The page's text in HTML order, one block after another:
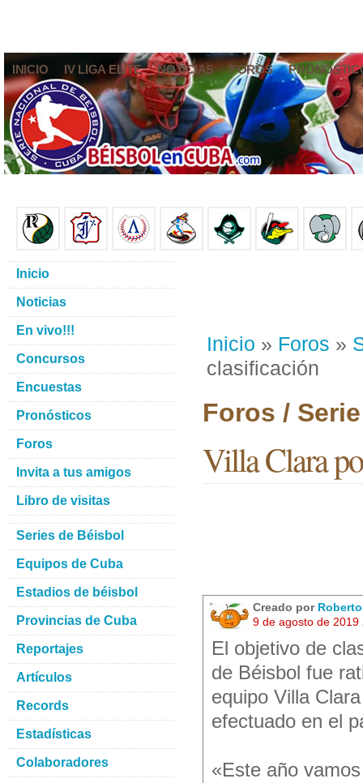
INICIO IV LIGA ELITE NOTICIAS FOROS
Inicio » Foros »
clasificación
Foros /
Villa Clara
Creado por
9 de agosto de 2019
El objetivo de
de Béisbol fue
equipo Villa
efectuado en el
«Este año
Inicio
Noticias
En vivo!!!
Concursos
Encuestas
Pronósticos
Foros
Invita a tus amigos
Libro de visitas
Series de Béisbol
Equipos de Cuba
Estadios de béisbol
Provincias de Cuba
Reportajes
Artículos
Records
Estadísticas
Colaboradores